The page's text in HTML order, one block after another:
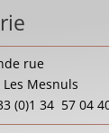
rue
Les Mesnuls
(0)1 34 57 04